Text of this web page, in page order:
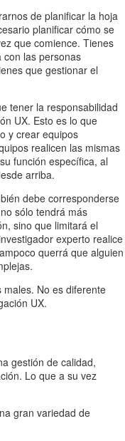
de planificar la hoja
planificar cómo se
que comience. Tienes
las personas
que gestionar el
tener la responsabilidad
UX. Esto es lo que
y crear equipos
realicen las mismas
función específica, al
arriba.
debe corresponderse
sólo tendrá más
sino que limitará el
experto realice
querrá que alguien
males. No es diferente
UX.
gestión de calidad,
Lo que a su vez
gran variedad de